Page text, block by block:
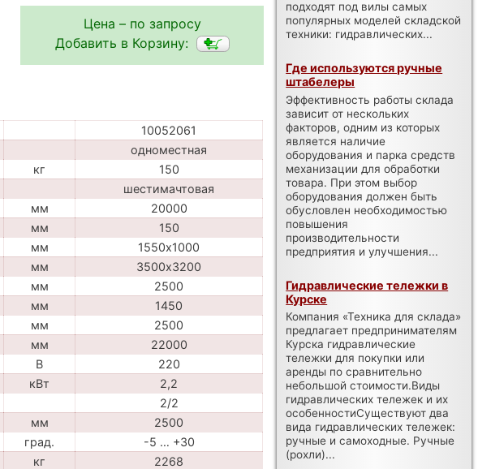
Цена – по запросу
Добавить в Корзину:
10052061
одноместная
кг
150
шестимачтовая
мм
20000
мм
150
мм
1550х1000
мм
3500х3200
мм
2500
мм
1450
мм
2500
мм
22000
В
220
кВт
2,2
2/2
мм
2500
град.
-5 … +30
кг 2268
подходят под вилы самых
популярных моделей складской
техники: гидравлических...
Где используются ручные
штабелеры
Эффективность работы склада
зависит от нескольких
факторов, одним из которых
является наличие
оборудования и парка средств
механизации для обработки
товара. При этом выбор
оборудования должен быть
обусловлен необходимостью
повышения
производительности
предприятия и улучшения...
Гидравлические тележки в
Курске
Компания «Техника для склада»
предлагает предпринимателям
Курска гидравлические
тележки для покупки или
аренды по сравнительно
небольшой стоимости.Виды
гидравлических тележек и их
особенностиСуществуют два
вида гидравлических тележек:
ручные и самоходные. Ручные
(рохли)...